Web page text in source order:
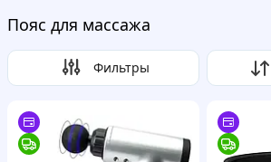
Пояс для массажа
Фильтры